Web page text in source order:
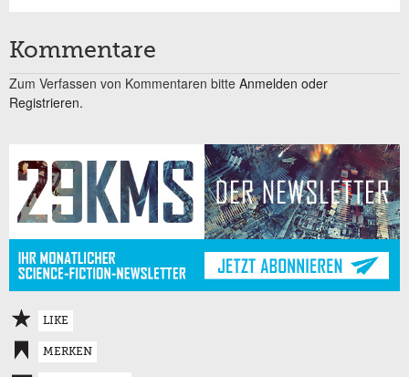
Kommentare
Zum Verfassen von Kommentaren bitte Anmelden oder
Registrieren.
LIKE
MERKEN